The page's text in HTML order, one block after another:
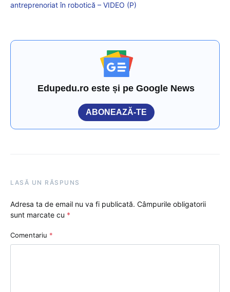
antreprenoriat în robotică – VIDEO (P)
Edupedu.ro este și pe Google News
ABONEAZĂ-TE
LASĂ UN RĂSPUNS
Adresa ta de email nu va fi publicată. Câmpurile obligatorii
sunt marcate cu *
Comentariu *